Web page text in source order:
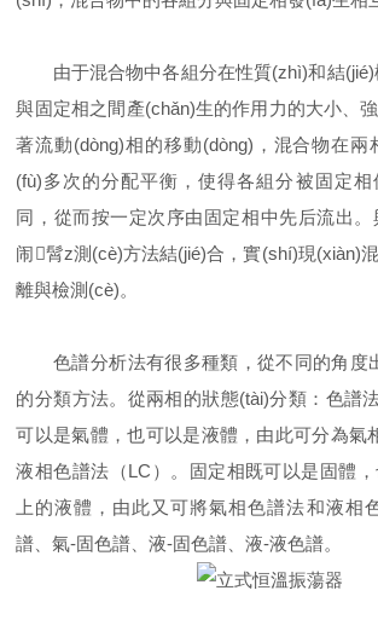
由于混合物中各組分在性質(zhì)和結(jié)
與固定相之間產(chǎn)生的作用力的大小、
著流動(dòng)相的移動(dòng)，混合物在兩
(fù)多次的分配平衡，使得各組分被固定
同，從而按一定次序由固定相中先后流出。
闹髾z測(cè)方法結(jié)合，實(shí)現(xiàn)
離與檢測(cè)。
色譜分析法有很多種類，從不同的角度
的分類方法。從兩相的狀態(tài)分類：色譜
可以是氣體，也可以是液體，由此可分為氣
液相色譜法（LC）。固定相既可以是固體
上的液體，由此又可將氣相色譜法和液相
譜、氣-固色譜、液-固色譜、液-液色譜。